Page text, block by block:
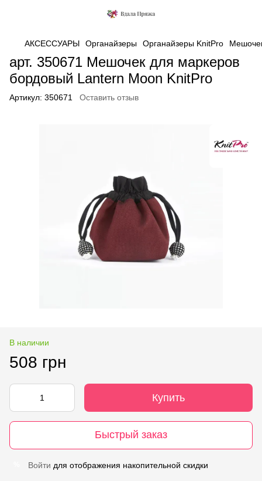
АКСЕССУАРЫ Органайзеры Органайзеры KnitPro
арт. 350671 Мешочек для маркеров
бордовый Lantern Moon KnitPro
Артикул: 350671 Оставить отзыв
В наличии
508 грн
Купить
Быстрый заказ
Войти для отображения накопительной скидки